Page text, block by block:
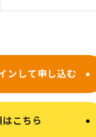
ンして申し込む
こちら